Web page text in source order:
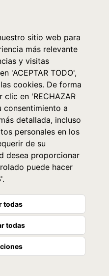
sitio web para
más relevante
y visitas
'ACEPTAR TODO',
cookies. De forma
en 'RECHAZAR
consentimiento a
detallada, incluso
personales en los
de su
desea proporcionar
puede hacer
todas
todas